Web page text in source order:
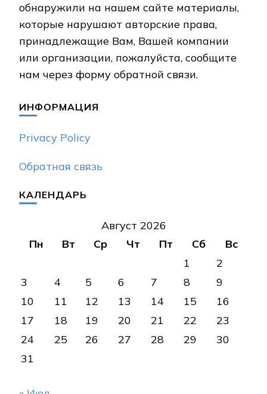
обнаружили на нашем сайте материалы,
которые нарушают авторские права,
принадлежащие Вам, Вашей компании
или организации, пожалуйста, сообщите
нам через форму обратной связи.
ИНФОРМАЦИЯ
Privacy Policy
Обратная связь
КАЛЕНДАРЬ
Август 2026
Пн
Вт Ср Чт Пт Сб
Вс
1
2
3
4 5 6 7 8
9
10
11 12 13 14 15
16
17
18 19 20 21 22
23
24
25 26 27 28 29
30
31